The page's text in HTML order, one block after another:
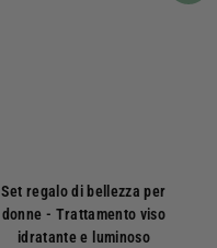
Set regalo di bellezza per
donne - Trattamento viso
idratante e luminoso